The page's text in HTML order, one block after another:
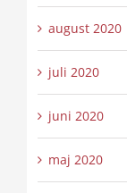
august 2020
juli 2020
juni 2020
maj 2020